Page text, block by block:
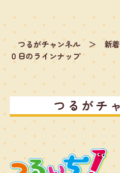
つるがチャンネル ＞ 新
０日のラインナップ
つるがチ